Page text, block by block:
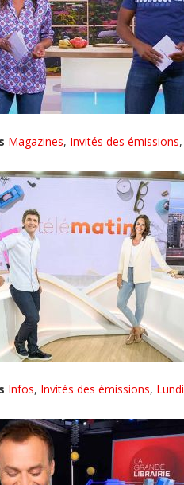
Magazines, Invités des émissions,
Infos, Invités des émissions, Lundi